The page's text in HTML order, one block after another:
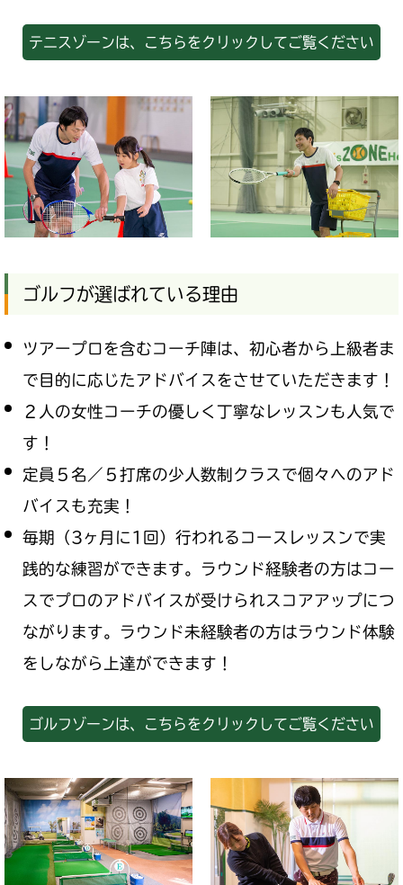
テニスゾーンは、こちらをクリックしてご覧ください
ゴルフが選ばれている理由
ツアープロを含むコーチ陣は、初心者から上級者ま
で目的に応じたアドバイスをさせていただきます！
２人の女性コーチの優しく丁寧なレッスンも人気で
す！
定員５名／５打席の少人数制クラスで個々へのアド
バイスも充実！
毎期（3ヶ月に1回）行われるコースレッスンで実
践的な練習ができます。ラウンド経験者の方はコー
スでプロのアドバイスが受けられスコアアップにつ
ながります。ラウンド未経験者の方はラウンド体験
をしながら上達ができます！
ゴルフゾーンは、こちらをクリックしてご覧ください